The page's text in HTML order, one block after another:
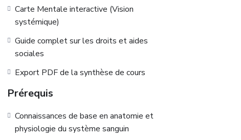
Carte Mentale interactive (Vision
systémique)
Guide complet sur les droits et aides
sociales
Export PDF de la synthèse de cours
Prérequis
Connaissances de base en anatomie et
physiologie du système sanguin